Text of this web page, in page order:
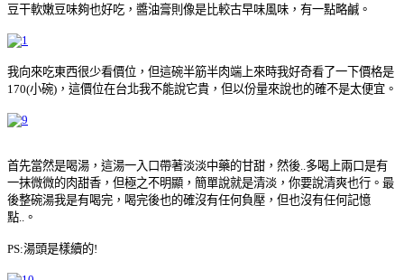
豆干軟嫩豆味夠也好吃，醬油膏則像是比較古早味風味，有一點略鹹。
我向來吃東西很少看價位，但這碗半筋半肉端上來時我好奇看了一下價格是
170(小碗)，這價位在台北我不能說它貴，但以份量來說也的確不是太便宜。
首先當然是喝湯，這湯一入口帶著淡淡中藥的甘甜，然後..多喝上兩口是有
一抹微微的肉甜香，但極之不明顯，簡單說就是清淡，你要說清爽也行。最
後整碗湯我是有喝完，喝完後也的確沒有任何負壓，但也沒有任何記憶
點..。
PS:湯頭是樣續的!